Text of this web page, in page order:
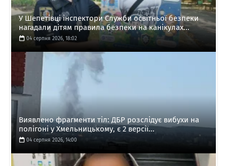
У Шепетівці інспектори Служби освітньої безпеки
нагадали дітям правила безпеки на канікулах...
04 серпня 2026, 18:02
Виявлено фрагменти тіл: ДБР розслідує вибухи на
полігоні у Хмельницькому, є 2 версії...
04 серпня 2026, 14:00